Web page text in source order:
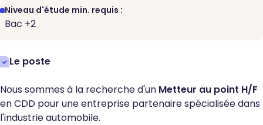
Niveau d'étude min. requis :
Bac +2
Le poste
Nous sommes à la recherche d'un Metteur au point H/F
en CDD pour une entreprise partenaire spécialisée dans
l'industrie automobile.